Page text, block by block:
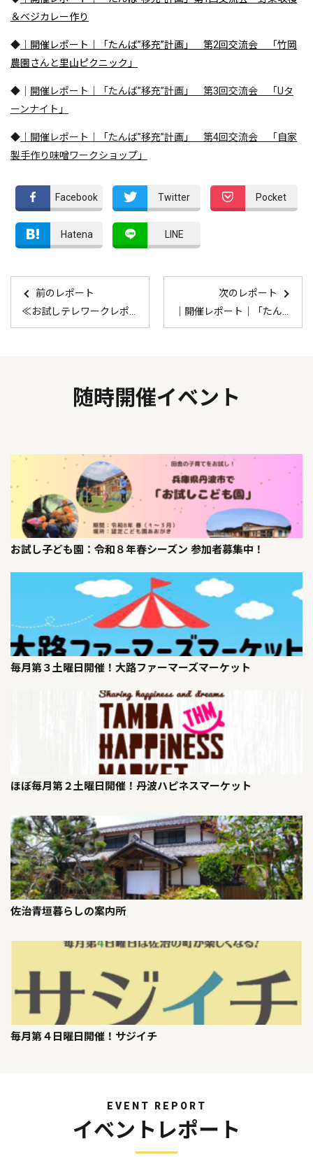
＆ベジカレー作り
◆ ｜開催レポート｜「たんば”移充”計画」 第2回交流会 「竹岡
農園さんと里山ピクニック」
◆｜
開催レポート｜「たんば”移充”計画」 第3回交流会 「Uタ
ーンナイト」
◆ ｜開催レポート｜「たんば”移充”計画」 第4回交流会 「自家
製手作り味噌ワークショップ」
Facebook Twitter Pocket
Hatena LINE
前のレポート
≪お試しテレワークレポート≫丹波市のお試しテレワークに2名の学生フリーライターが参加
次のレポート
｜開催レポート｜「たんば”移充”計画」交流会 『マリオさんと野草の天ぷら』
随時開催イベント
お試し子ども園：令和８年春シーズン 参加者募集中！
毎月第３土曜日開催！大路ファーマーズマーケット
ほぼ毎月第２土曜日開催！丹波ハピネスマーケット
佐治青垣暮らしの案内所
毎月第４日曜日開催！サジイチ
EVENT REPORT
イベントレポート